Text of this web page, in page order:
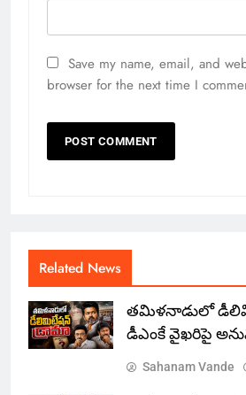
Save my name, email, and
browser for the next time I
Related News
తమిళనాడులో
డీఎంకే వైఖరిపై
Sahanam Vande